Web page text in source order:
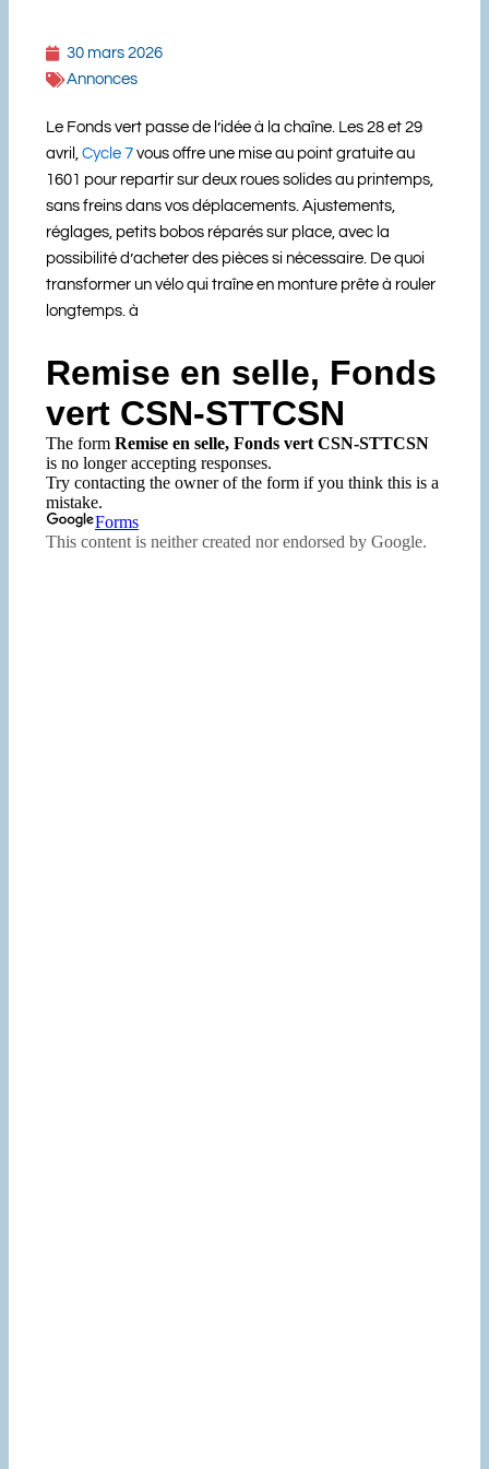
30 mars 2026
Annonces
Le Fonds vert passe de l’idée à la chaîne. Les 28 et 29
avril,Cycle 7 vous offre une mise au point gratuite au
1601 pour repartir sur deux roues solides au printemps,
sans freins dans vos déplacements. Ajustements,
réglages, petits bobos réparés sur place, avec la
possibilité d’acheter des pièces si nécessaire. De quoi
transformer un vélo qui traîne en monture prête à rouler
longtemps.à